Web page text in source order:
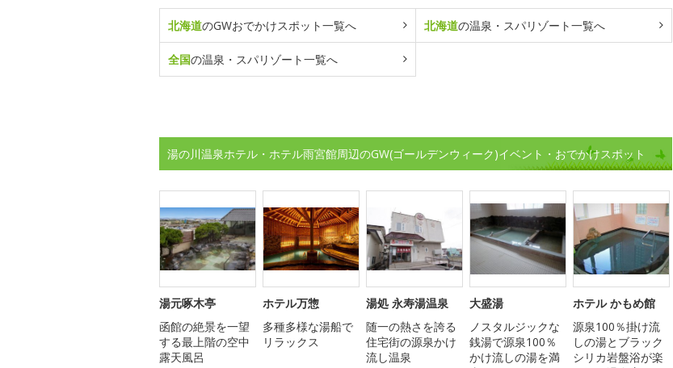
北海道のGWおでかけスポット一覧へ 北海道の温泉・スパリゾート一覧へ
全国の温泉・スパリゾート一覧へ
湯の川温泉ホテル・ホテル雨宮館周辺のGW(ゴールデンウィーク)イベント・おでかけスポット
湯元啄木亭
函館の絶景を一望
する最上階の空中
露天風呂
ホテル万惣
多種多様な湯船で
リラックス
湯処 永寿湯温泉
随一の熱さを誇る
住宅街の源泉かけ
流し温泉
大盛湯
ノスタルジックな
銭湯で源泉100％
かけ流しの湯を満
ホテル かもめ館
源泉100％掛け流
しの湯とブラック
シリカ岩盤浴が楽